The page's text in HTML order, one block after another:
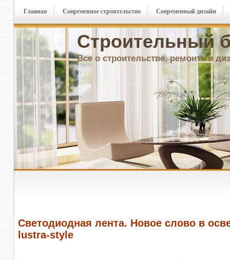
Строительный
Все о строительстве, ремонте и
Главная Современное строительство Современный дизайн
Светодиодная лента. Новое слово в
lustra-style